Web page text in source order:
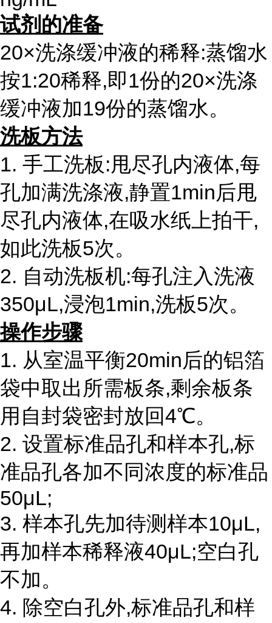
试剂的准备
20×洗涤缓冲液的稀释:蒸馏水
按1:20稀释,即1份的20×洗涤
缓冲液加19份的蒸馏水。
洗板方法
1. 手工洗板:甩尽孔内液体,每
孔加满洗涤液,静置1min后甩
尽孔内液体,在吸水纸上拍干,
如此洗板5次。
2. 自动洗板机:每孔注入洗液
350μL,浸泡1min,洗板5次。
操作步骤
1. 从室温平衡20min后的铝箔
袋中取出所需板条,剩余板条
用自封袋密封放回4℃。
2. 设置标准品孔和样本孔,标
准品孔各加不同浓度的标准品
50μL;
3. 样本孔先加待测样本10μL,
再加样本稀释液40μL;空白孔
不加。
4. 除空白孔外,标准品孔和样